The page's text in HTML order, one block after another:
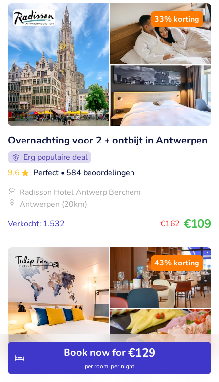
Search Bookings
Book now for€129
per room, per night
33% korting
Overnachting voor 2 + ontbijt in Antwerpen
Erg populaire deal
9.6
Perfect • 584 beoordelingen
Radisson Hotel Antwerp Berchem
Antwerpen (20km)
Verkocht: 1.532
€162 €109
43% korting